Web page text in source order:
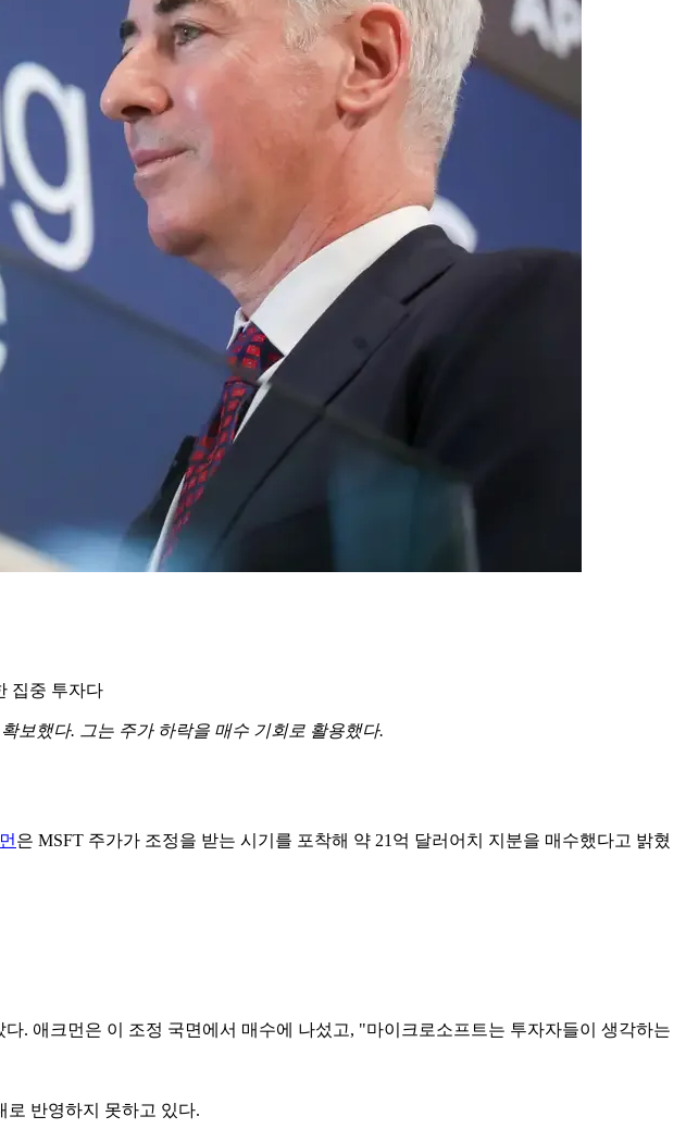
집중 투자다
보했다. 그는 주가 하락을 매수 기회로 활용했다.
은 MSFT 주가가 조정을 받는 시기를 포착해 약 21억 달러어치 지분을 매수했다고 밝혔
. 애크먼은 이 조정 국면에서 매수에 나섰고, "마이크로소프트는 투자자들이 생각하는
반영하지 못하고 있다.